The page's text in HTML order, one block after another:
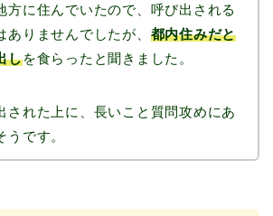
方に住んでいたので、呼び出される
ありませんでしたが、 都内住みだと
しを食らったと聞きました。
された上に、長いこと質問攻めにあ
うです。